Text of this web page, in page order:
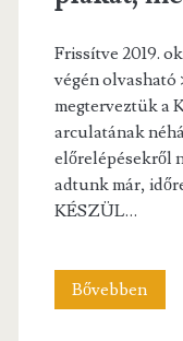
Frissítve 2019.
végén olvasható
megterveztük a
arculatának
előrelépésekről
adtunk már,
KÉSZÜL…
Bővebben